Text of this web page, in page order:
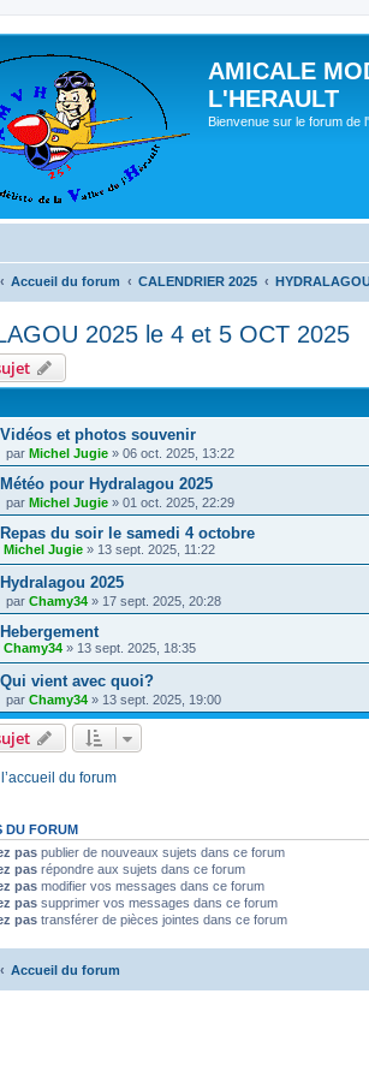
AMICALE
L'HERAULT
Bienvenue sur le forum de
Accueil du forum CALENDRIER 2025
2025 le 4 et 5 OCT 2025
Vidéos et photos souvenir
par Michel Jugie » 06 oct. 2025, 13:22
Météo pour Hydralagou 2025
par Michel Jugie » 01 oct. 2025, 22:29
Repas du soir le samedi 4 octobre
Michel Jugie » 13 sept. 2025, 11:22
Hydralagou 2025
par Chamy34 » 17 sept. 2025, 20:28
Hebergement
Chamy34 » 13 sept. 2025, 18:35
Qui vient avec quoi?
par Chamy34 » 13 sept. 2025, 19:00
du forum
DU FORUM
pas publier de nouveaux sujets dans ce forum
pas répondre aux sujets dans ce forum
pas modifier vos messages dans ce forum
pas supprimer vos messages dans ce forum
pas transférer de pièces jointes dans ce forum
Accueil du forum